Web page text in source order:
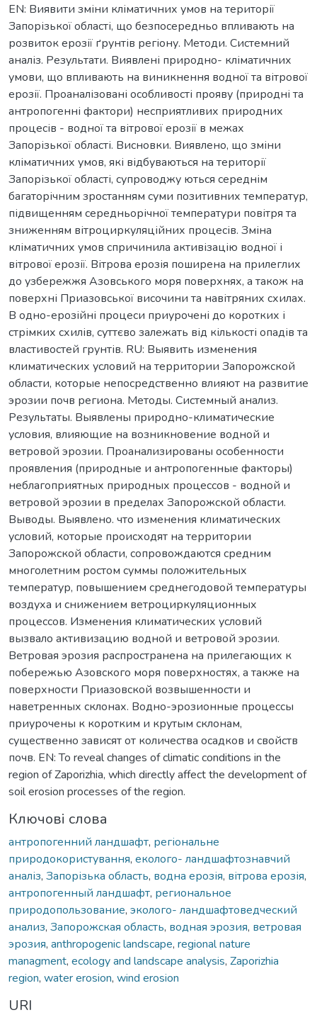
EN: Виявити зміни кліматичних умов на території
Запорізької області, що безпосередньо впливають на
розвиток ерозії ґрунтів регіону. Методи. Системний
аналіз. Результати. Виявлені природно- кліматичних
умови, що впливають на виникнення водної та вітрової
ерозії. Проаналізовані особливості прояву (природні та
антропогенні фактори) несприятливих природних
процесів - водної та вітрової ерозії в межах
Запорізької області. Висновки. Виявлено, що зміни
кліматичних умов, які відбуваються на території
Запорізької області, супроводжу ються середнім
багаторічним зростанням суми позитивних температур,
підвищенням середньорічної температури повітря та
зниженням вітроциркуляційних процесів. Зміна
кліматичних умов спричинила активізацію водної і
вітрової ерозії. Вітрова ерозія поширена на прилеглих
до узбережжя Азовського моря поверхнях, а також на
поверхні Приазовської височини та навітряних схилах.
В одно-ерозійні процеси приурочені до коротких і
стрімких схилів, суттєво залежать від кількості опадів та
властивостей грунтів. RU: Выявить изменения
климатических условий на территории Запорожской
области, которые непосредственно влияют на развитие
эрозии почв региона. Методы. Системный анализ.
Результаты. Выявлены природно-климатические
условия, влияющие на возникновение водной и
ветровой эрозии. Проанализированы особенности
проявления (природные и антропогенные факторы)
неблагоприятных природных процессов - водной и
ветровой эрозии в пределах Запорожской области.
Выводы. Выявлено. что изменения климатических
условий, которые происходят на территории
Запорожской области, сопровождаются средним
многолетним ростом суммы положительных
температур, повышением среднегодовой температуры
воздуха и снижением ветроциркуляционных
процессов. Изменения климатических условий
вызвало активизацию водной и ветровой эрозии.
Ветровая эрозия распространена на прилегающих к
побережью Азовского моря поверхностях, а также на
поверхности Приазовской возвышенности и
наветренных склонах. Водно-эрозионные процессы
приурочены к коротким и крутым склонам,
существенно зависят от количества осадков и свойств
почв. EN: To reveal changes of climatic conditions in the
region of Zaporizhia, which directly affect the development of
soil erosion processes of the region.
Ключові слова
антропогенний ландшафт, регіональне
природокористування, еколого- ландшафтознавчий
аналіз, Запорізька область, водна ерозія, вітрова ерозія,
антропогенный ландшафт, региональное
природопользование, эколого- ландшафтоведческий
анализ, Запорожская область, водная эрозия, ветровая
эрозия, anthropogenic landscape, regional nature
managment, ecology and landscape analysis, Zaporizhia
region, water erosion, wind erosion
URI